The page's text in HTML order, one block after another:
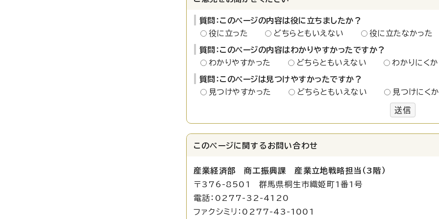
質問：このページの内容は役に立ちましたか？
役に立った
どちらともいえない 役に立たなかった
質問：このページの内容はわかりやすかったですか？
わかりやすかった
どちらともいえない わかりにく
質問：このページは見つけやすかったですか？
見つけやすかった
どちらともいえない 見つけにく
送信
このページに関する お問い合わせ
産業経済部 商工振興課 産業立地戦略担当（3階）
〒376-8501 群馬県桐生市織姫町1番1号
電話：0277-32-4120
ファクシミリ：0277-43-1001